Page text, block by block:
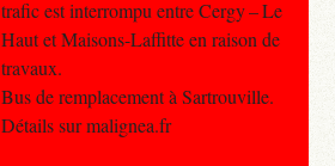
trafic est interrompu entre Cergy – Le
Haut et Maisons-Laffitte en raison de
travaux.
Bus de remplacement à Sartrouville.
Détails sur malignea.fr